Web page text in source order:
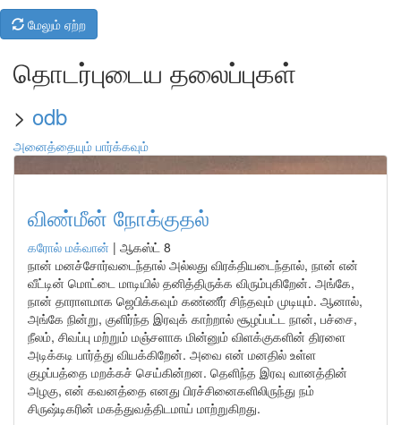
மேலும் ஏற்ற
தொடர்புடைய தலைப்புகள்
> odb
அனைத்தையும் பார்க்கவும்
விண்மீன் நோக்குதல்
கரோல் மக்வான் | ஆகஸ்ட் 8
நான் மனச்சோர்வடைந்தால் அல்லது விரக்தியடைந்தால், நான் என்
வீட்டின் மொட்டை மாடியில் தனித்திருக்க விரும்புகிறேன். அங்கே,
நான் தாராளமாக ஜெபிக்கவும் கண்ணீர் சிந்தவும் முடியும். ஆனால்,
அங்கே நின்று, குளிர்ந்த இரவுக் காற்றால் சூழப்பட்ட நான், பச்சை,
நீலம், சிவப்பு மற்றும் மஞ்சளாக மின்னும் விளக்குகளின் திரளை
அடிக்கடி பார்த்து வியக்கிறேன். அவை என் மனதில் உள்ள
குழப்பத்தை மறக்கச் செய்கின்றன. தெளிந்த இரவு வானத்தின்
அழகு, என் கவனத்தை எனது பிரச்சினைகளிலிருந்து நம்
சிருஷ்டிகரின் மகத்துவத்திடமாய் மாற்றுகிறது.